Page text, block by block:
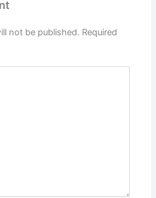
not be published. Required